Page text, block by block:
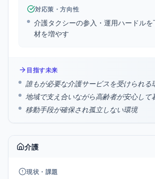
対応策・方向性
介護タクシーの参入・運用ハードルを
材を増やす
目指す未来
誰もが必要な介護サービスを受けられる
地域で支え合いながら高齢者が安心して
移動手段が確保され孤立しない環境
介護
現状・課題